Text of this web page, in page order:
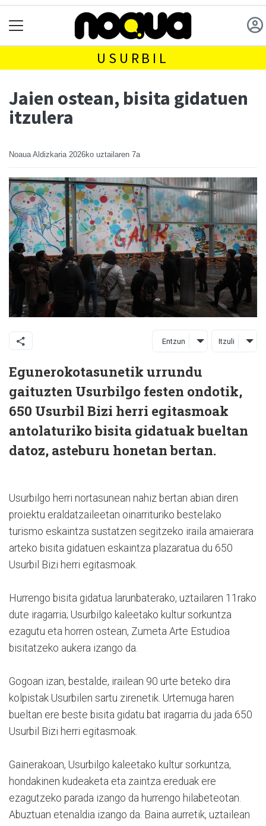
USURBIL
Jaien ostean, bisita gidatuen
itzulera
Noaua Aldizkaria 2026ko uztailaren 7a
Entzun Itzuli
Egunerokotasunetik urrundu
gaituzten Usurbilgo festen ondotik,
650 Usurbil Bizi herri egitasmoak
antolaturiko bisita gidatuak bueltan
datoz, asteburu honetan bertan.
Usurbilgo herri nortasunean nahiz bertan abian diren
proiektu eraldatzaileetan oinarrituriko bestelako
turismo eskaintza sustatzen segitzeko iraila amaierara
arteko bisita gidatuen eskaintza plazaratua du 650
Usurbil Bizi herri egitasmoak.
Hurrengo bisita gidatua larunbaterako, uztailaren 11rako
dute iragarria; Usurbilgo kaleetako kultur sorkuntza
ezagutu eta horren ostean, Zumeta Arte Estudioa
bisitatzeko aukera izango da.
Gogoan izan, bestalde, irailean 90 urte beteko dira
kolpistak Usurbilen sartu zirenetik. Urtemuga haren
bueltan ere beste bisita gidatu bat iragarria du jada 650
Usurbil Bizi herri egitasmoak.
Gainerakoan, Usurbilgo kaleetako kultur sorkuntza,
hondakinen kudeaketa eta zaintza ereduak ere
ezagutzeko parada izango da hurrengo hilabeteotan.
Abuztuan etenaldia izango da. Baina aurretik, uztailean